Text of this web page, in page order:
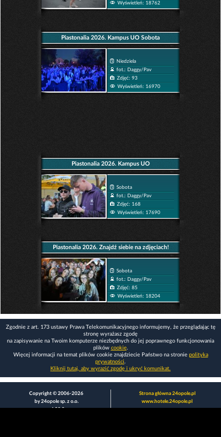
Wyświetleń: 18762
Piastonalia 2026. Kampus UO Sobota
Niedziela
fot.: Daggy/Pav
Zdjęć: 93
Wyświetleń: 16970
Piastonalia 2026. Kampus UO
Sobota
fot.: Daggy/Pav
Zdjęć: 168
Wyświetleń: 17690
Piastonalia 2026. Znajdź siebie na zdjęciach!
Sobota
fot.: Daggy/Pav
Zdjęć: 85
Wyświetleń: 18204
Zgodnie z art. 173 ustawy Prawa Telekomunikacyjnego informujemy, że przeglądając tę
stronę wyrażasz zgodę
na zapisywanie na Twoim komputerze niezbędnych do jej poprawnego funkcjonowania
plików cookie.
Więcej informacji na temat plików cookie znajdziecie Państwo na stronie polityka
prywatności.
Kliknij tutaj, aby wyrazić zgodę i ukryć komunikat.
Copyright © 2006-2026
by 24opole sp. z o.o.
v4.30.9
Strona główna 24opole.pl
www.hotele.24opole.pl